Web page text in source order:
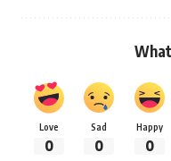
Love
0
Sad
0
Happy
0